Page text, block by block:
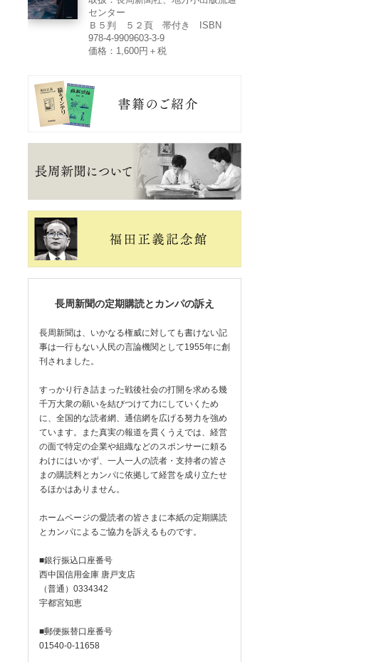
センター
Ｂ５判 ５２頁 帯付き ISBN
978-4-9909603-3-9
価格：1,600円＋税
長周新聞の定期購読とカンパの訴え
長周新聞は、いかなる権威に対しても書けない記
事は一行もない人民の言論機関として1955年に創
刊されました。
すっかり行き詰まった戦後社会の打開を求める幾
千万大衆の願いを結びつけて力にしていくため
に、全国的な読者網、通信網を広げる努力を強め
ています。また真実の報道を貫くうえでは、経営
の面で特定の企業や組織などのスポンサーに頼る
わけにはいかず、一人一人の読者・支持者の皆さ
まの購読料とカンパに依拠して経営を成り立たせ
るほかはありません。
ホームページの愛読者の皆さまに本紙の定期購読
とカンパによるご協力を訴えるものです。
■銀行振込口座番号
西中国信用金庫 唐戸支店
（普通）0334342
宇都宮知恵
■郵便振替口座番号
01540-0-11658